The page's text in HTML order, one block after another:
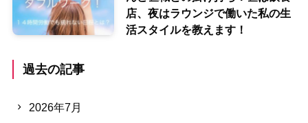
店、夜はラウンジで働いた私の生
活スタイルを教えます！
過去の記事
2026年7月